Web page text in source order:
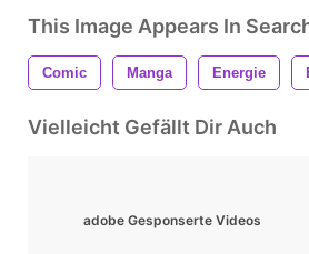
This Image Appears In
Comic Manga Energie
Vielleicht Gefällt Dir Auch
adobe Gesponserte Videos